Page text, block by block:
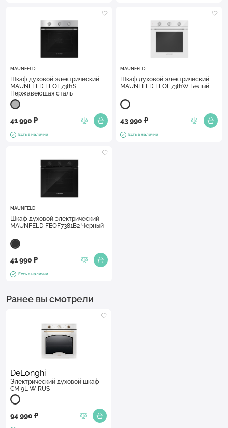
MAUNFELD
Шкаф духовой электрический
MAUNFELD FEOF7381S
Нержавеющая сталь
41 990 ₽
Есть в наличии
MAUNFELD
Шкаф духовой электрический
MAUNFELD FEOF7381W Белый
43 990 ₽
Есть в наличии
MAUNFELD
Шкаф духовой электрический
MAUNFELD FEOF7381B2 Черный
41 990 ₽
Есть в наличии
Ранее вы смотрели
DeLonghi
Электрический духовой шкаф
CM 9L W RUS
94 990 ₽